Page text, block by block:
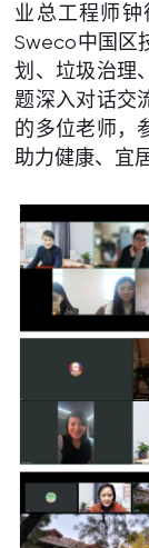
业总工程师钟
Sweco中国区
划、垃圾治理
题深入对话交
的多位老师，
助力健康、宜